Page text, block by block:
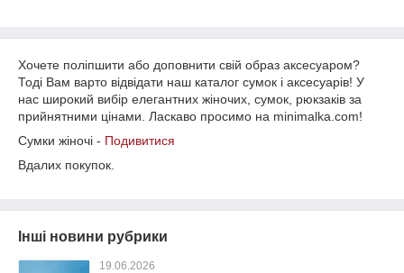
Хочете поліпшити або доповнити свій образ аксесуаром?
Тоді Вам варто відвідати наш каталог сумок і аксесуарів! У
нас широкий вибір елегантних жіночих, сумок, рюкзаків за
прийнятними цінами. Ласкаво просимо на minimalka.com!
Сумки жіночі - Подивитися
Вдалих покупок.
Інші новини рубрики
19.06.2026